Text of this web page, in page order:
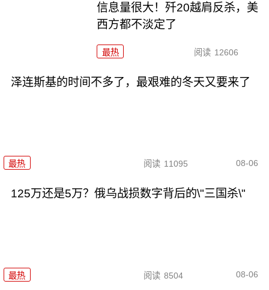
信息量很大！歼20越肩反杀，美
西方都不淡定了
最热 阅读 12606
泽连斯基的时间不多了，最艰难的冬天又要来了
最热 阅读 11095 08-06
125万还是5万？俄乌战损数字背后的\"三国杀\"
最热 阅读 8504 08-06